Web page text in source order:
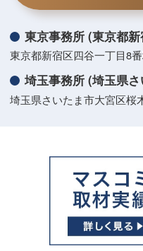
東京事務所 (東京都
東京都新宿区四谷一丁目8
埼玉事務所 (埼玉県
埼玉県さいたま市大宮区桜